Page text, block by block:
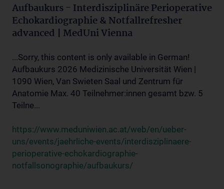
Aufbaukurs - Interdisziplinäre Perioperative
Echokardiographie & Notfallrefresher
advanced | MedUni Vienna
...Sorry, this content is only available in German!
Aufbaukurs 2026 Medizinische Universität Wien |
1090 Wien, Van Swieten Saal und Zentrum für
Anatomie Max. 40 Teilnehmer:innen gesamt bzw. 5
Teilne...
https://www.meduniwien.ac.at/web/en/ueber-
uns/events/jaehrliche-events/interdisziplinaere-
perioperative-echokardiographie-
notfallsonographie/aufbaukurs/